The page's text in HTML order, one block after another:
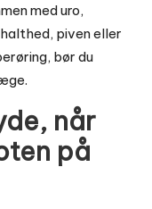
med uro,
piven eller
bør du
når
på